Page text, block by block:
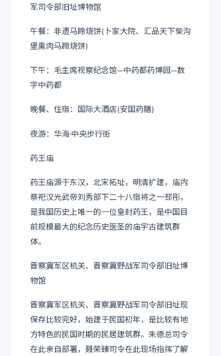
军司令部旧址博物馆
午餐：非遗马蹄烧饼(卜家大院、汇品天下柴沟
堡熏肉马蹄烧饼)
下午：毛主席视察纪念馆—中药都药博园—数
字中药都
晚餐、住宿：国际大酒店(安国药膳)
夜游：华海·中央步行街
药王庙
药王庙源于东汉，北宋拓址，明清扩建，庙内
祭祀汉光武帝刘秀部下二十八宿将之一邳彤，
是我国历史上唯一的一位皇封药王，是中国目
前规模最大的纪念历史医圣的庙宇古建筑群
体。
晋察冀军区机关、晋察冀野战军司令部旧址博
物馆
晋察冀军区机关、晋察冀野战军司令部旧址现
保存比较完好，始建于民国初年，是比较有地
方特色的民国时期的民居建筑群。朱德总司令
在此亲自部署，聂荣臻司令在此现场指挥了解